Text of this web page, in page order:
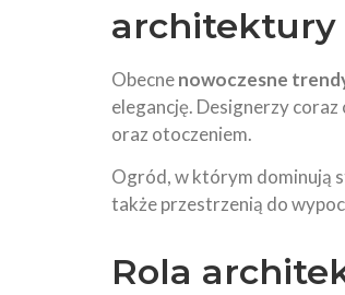
architektury
Obecnenowoczesne
elegancję. Designerzy
oraz otoczeniem.
Ogród, w którym dominują
także przestrzenią do
Rola